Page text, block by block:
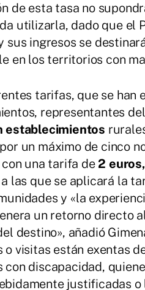
de esta tasa no
utilizarla, dado que el
sus ingresos se
en los territorios con
tarifas, que se han
representantes
establecimientos
un máximo de cinco
una tarifa de 2
las que se aplicará la
y «la
un retorno directo
destino», añadió
o visitas están exentas
con discapacidad,
justificadas